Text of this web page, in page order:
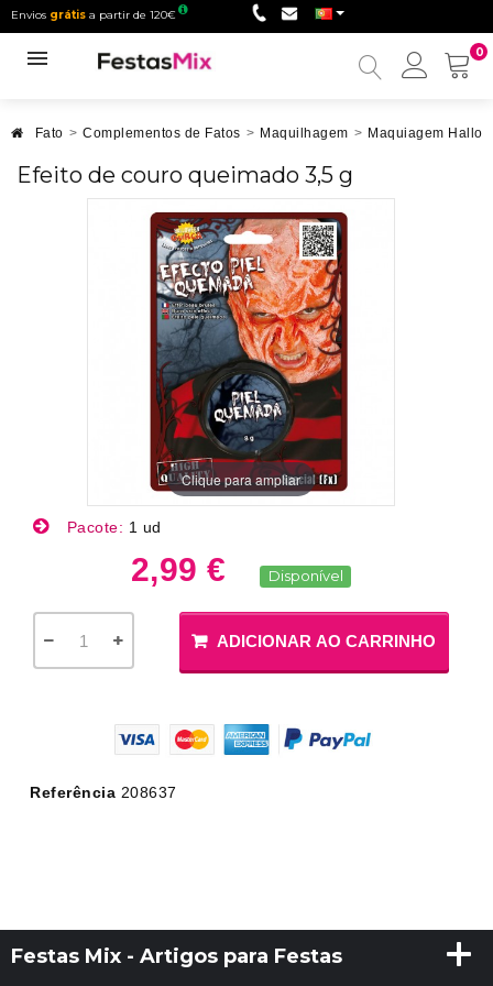
Envios grátis a partir de 120€
0
Minha
Fato > Complementos de Fatos > Maquilhagem > Maquiagem
Efeito de couro queimado 3,5 g
Clique para ampliar
Pacote: 1 ud
2,99 € Disponível
ADICIONAR AO CARRINHO
Referência 208637
Festas Mix - Artigos para Festas